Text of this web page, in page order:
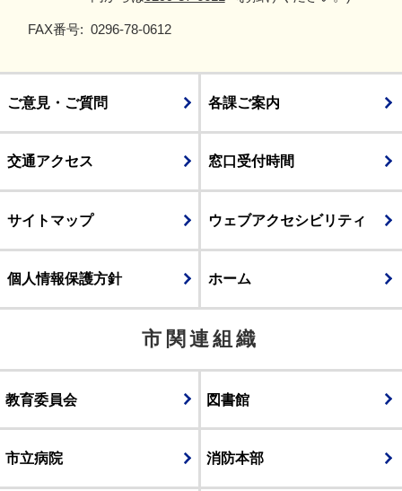
FAX番号: 0296-78-0612
ご意見・ご質問 各課ご案内
交通アクセス 窓口受付時間
サイトマップ ウェブアクセシビリティ
個人情報保護方針 ホーム
市関連組織
教育委員会 図書館
市立病院 消防本部